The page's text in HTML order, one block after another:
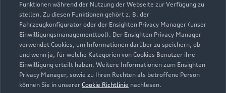
Funktionen während der Nutzung der Webseite zur Verfügung zu
stellen. Zu diesen Funktionen gehört z. B. der
Fahrzeugkonfigurator oder der Ensighten Privacy Manager (unser
Einwilligungsmanagementtool). Der Ensighten Privacy Manager
verwendet Cookies, um Informationen darüber zu speichern, ob
und wenn ja, für welche Kategorien von Cookies Benutzer ihre
Einwilligung erteilt haben. Weitere Informationen zum Ensighten
Privacy Manager, sowie zu Ihren Rechten als betroffene Person
können Sie in unserer Cookie Richtlinie nachlesen.
Autoverkauf Servicepartner e-tron